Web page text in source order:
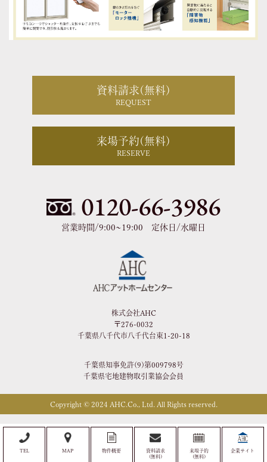
資料請求(無料)
REQUEST
来場予約(無料)
RESERVE
0120-66-3986
営業時間/9:00~19:00 定休日/水曜日
株式会社AHC
〒276-0032
千葉県八千代市八千代台東1-20-18
千葉県知事免許(9)第009798号
千葉県宅地建物取引業協会会員
Copyright © 2024 AHC.Co., Ltd. All Rights reserved.
TEL MAP 物件概要
資料請求
(無料)
来場予約
(無料)
企業サイト